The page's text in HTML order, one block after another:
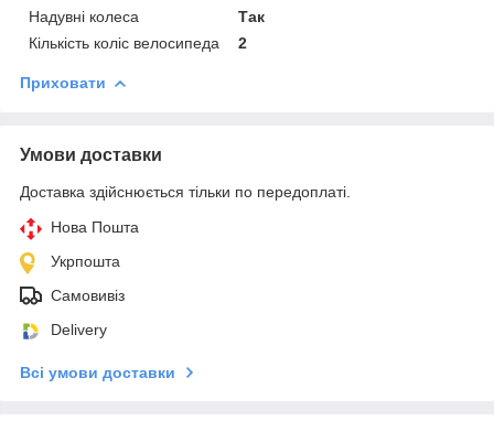
Надувні колеса
Так
Кількість коліс велосипеда
2
Приховати
Умови доставки
Доставка здійснюється тільки по передоплаті.
Нова Пошта
Укрпошта
Самовивіз
Delivery
Всі умови доставки